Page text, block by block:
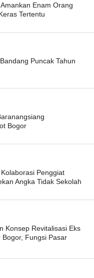
Enam Orang
Tertentu
Puncak Tahun
Bogor
Penggiat
Angka Tidak Sekolah
Konsep Revitalisasi Eks
Fungsi Pasar